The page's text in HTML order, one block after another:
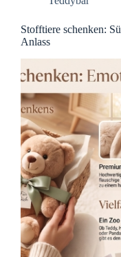
Stofftiere schenken:
Anlass